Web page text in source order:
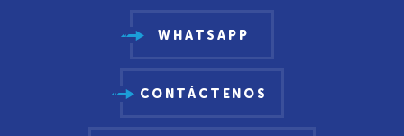
WHATSAPP
CONTÁCTENOS